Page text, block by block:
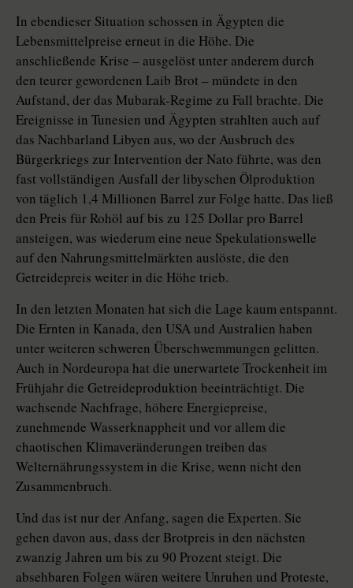
In ebendieser Situation schossen in Ägypten die
Lebensmittelpreise erneut in die Höhe. Die
anschließende Krise – ausgelöst unter anderem durch
den teurer gewordenen Laib Brot – mündete in den
Aufstand, der das Mubarak-Regime zu Fall brachte. Die
Ereignisse in Tunesien und Ägypten strahlten auch auf
das Nachbarland Libyen aus, wo der Ausbruch des
Bürgerkriegs zur Intervention der Nato führte, was den
fast vollständigen Ausfall der libyschen Ölproduktion
von täglich 1,4 Millionen Barrel zur Folge hatte. Das ließ
den Preis für Rohöl auf bis zu 125 Dollar pro Barrel
ansteigen, was wiederum eine neue Spekulationswelle
auf den Nahrungsmittelmärkten auslöste, die den
Getreidepreis weiter in die Höhe trieb.
In den letzten Monaten hat sich die Lage kaum entspannt.
Die Ernten in Kanada, den USA und Australien haben
unter weiteren schweren Überschwemmungen gelitten.
Auch in Nordeuropa hat die unerwartete Trockenheit im
Frühjahr die Getreideproduktion beeinträchtigt. Die
wachsende Nachfrage, höhere Energiepreise,
zunehmende Wasserknappheit und vor allem die
chaotischen Klimaveränderungen treiben das
Welternährungssystem in die Krise, wenn nicht den
Zusammenbruch.
Und das ist nur der Anfang, sagen die Experten. Sie
gehen davon aus, dass der Brotpreis in den nächsten
zwanzig Jahren um bis zu 90 Prozent steigt. Die
absehbaren Folgen wären weitere Unruhen und Proteste,